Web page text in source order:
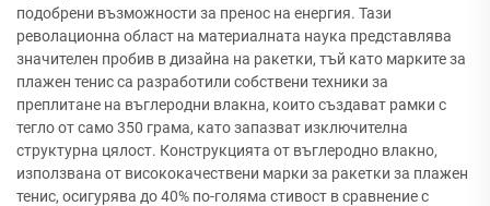
подобрени възможности за пренос на енергия. Тази
револационна област на материалната наука представлява
значителен пробив в дизайна на ракетки, тъй като марките за
плажен тенис са разработили собствени техники за
преплитане на въглеродни влакна, които създават рамки с
тегло от само 350 грама, като запазват изключителна
структурна цялост. Конструкцията от въглеродно влакно,
използвана от висококачествени марки за ракетки за плажен
тенис, осигурява до 40% по-голяма стивост в сравнение с